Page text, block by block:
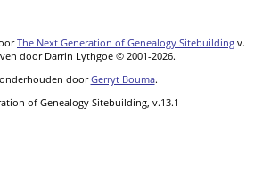
The Next Generation of Genealogy Sitebuilding v.
door Darrin Lythgoe © 2001-2026.
doorGerryt Bouma.
of Genealogy Sitebuilding, v.13.1